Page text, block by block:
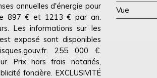
annuelles d'énergie pour
897 € et 1213 € par an.
Les informations sur les
exposé sont disponibles
255 000 €.
Prix hors frais notariés,
foncière. EXCLUSIVITÉ
Vue